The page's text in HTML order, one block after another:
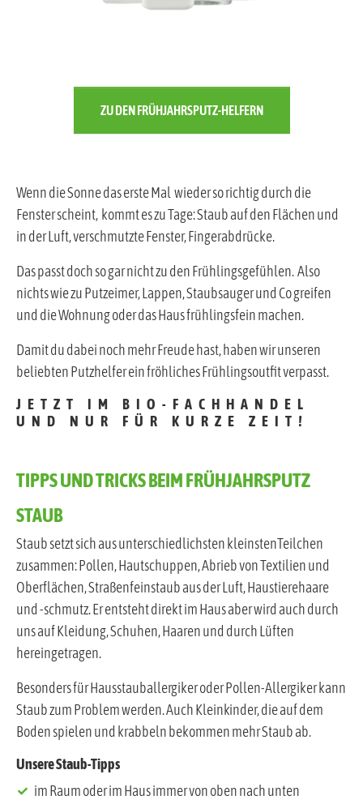
ZU DEN FRÜHJAHRSPUTZ-HELFERN
Wenn die Sonne das erste Mal wieder so richtig durch die
Fenster scheint, kommt es zu Tage: Staub auf den Flächen und
in der Luft, verschmutzte Fenster, Fingerabdrücke.
Das passt doch so gar nicht zu den Frühlingsgefühlen. Also
nichts wie zu Putzeimer, Lappen, Staubsauger und Co greifen
und die Wohnung oder das Haus frühlingsfein machen.
Damit du dabei noch mehr Freude hast, haben wir unseren
beliebten Putzhelfer ein fröhliches Frühlingsoutfit verpasst.
JETZT IM BIO-FACHHANDEL
UND NUR FÜR KURZE ZEIT!
TIPPS UND TRICKS BEIM FRÜHJAHRSPUTZ
STAUB
Staub setzt sich aus unterschiedlichsten kleinstenTeilchen
zusammen: Pollen, Hautschuppen, Abrieb von Textilien und
Oberflächen, Straßenfeinstaub aus der Luft, Haustierehaare
und -schmutz. Er entsteht direkt im Haus aber wird auch durch
uns auf Kleidung, Schuhen, Haaren und durch Lüften
hereingetragen.
Besonders für Hausstauballergiker oder Pollen-Allergiker kann
Staub zum Problem werden. Auch Kleinkinder, die auf dem
Boden spielen und krabbeln bekommen mehr Staub ab.
Unsere Staub-Tipps
im Raum oder im Haus immer von oben nach unten